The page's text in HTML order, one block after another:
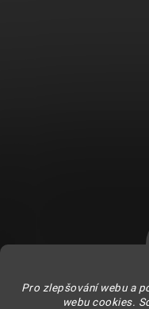
Pro zlepšování webu a
webu cookies.